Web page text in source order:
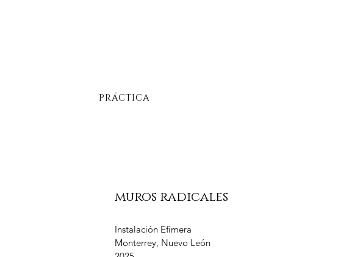
PRÁCTICA
muros radicales
Instalación Efímera
Monterrey, Nuevo León